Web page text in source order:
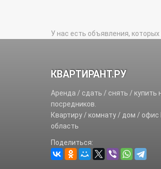
У нас есть объявления,
КВАРТИРАНТ.РУ
Аренда / сдать / снять / купить
посредников.
Квартиру / комнату / дом / офис
область
Поделиться: